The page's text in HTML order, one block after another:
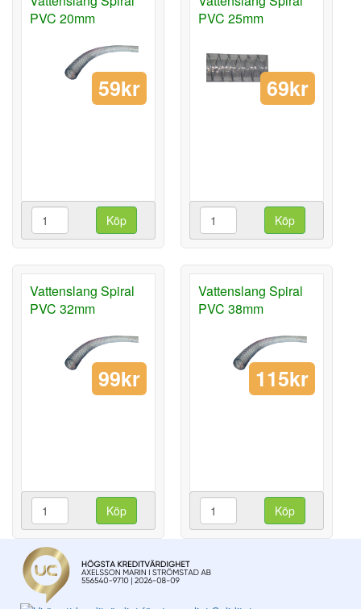
PVC 20mm
59kr
Köp
PVC 25mm
69kr
Köp
Vattenslang Spiral
PVC 32mm
99kr
Köp
Vattenslang Spiral
PVC 38mm
115kr
Köp